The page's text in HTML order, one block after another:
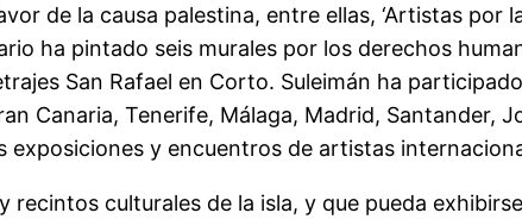
de la causa palestina, entre ellas, ‘Artistas por la
ha pintado seis murales por los derechos
San Rafael en Corto. Suleimán ha
Canaria, Tenerife, Málaga, Madrid, Santander,
exposiciones y encuentros de artistas
culturales de la isla, y que pueda